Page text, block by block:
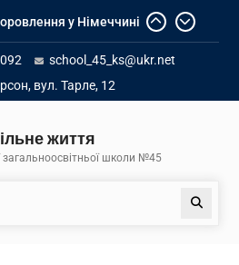
у Німеччині
про вступ молоді з
окупованих територій
закладів освіти
school_45_ks@ukr.net
вул. Тарле, 12
життя
загальноосвітньої школи №45
Пошук